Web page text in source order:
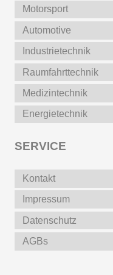
Motorsport
Automotive
Industrietechnik
Raumfahrttechnik
Medizintechnik
Energietechnik
SERVICE
Kontakt
Impressum
Datenschutz
AGBs